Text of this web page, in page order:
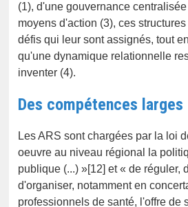
(1), d'une gouvernance
moyens d'action (3), ces
défis qui leur sont assignés, tout
qu'une dynamique relationnelle
inventer (4).
Des compétences larges
Les ARS sont chargées par la loi
oeuvre au niveau régional la
publique (...) »[12] et « de réguler,
d'organiser, notamment en
professionnels de santé, l'offre de